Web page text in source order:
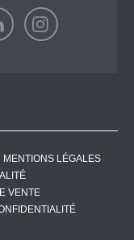
MENTIONS LÉGALES
VENTE